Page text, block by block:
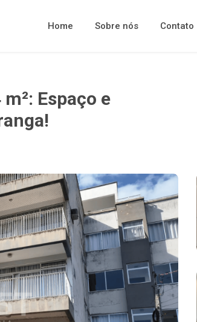
Home Sobre nós Contato
Espaço e